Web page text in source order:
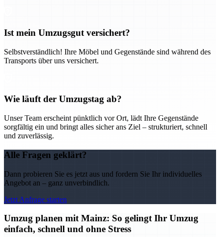
Ist mein Umzugsgut versichert?
Selbstverständlich! Ihre Möbel und Gegenstände sind während des
Transports über uns versichert.
Wie läuft der Umzugstag ab?
Unser Team erscheint pünktlich vor Ort, lädt Ihre Gegenstände
sorgfältig ein und bringt alles sicher ans Ziel – strukturiert, schnell
und zuverlässig.
Alle Fragen geklärt?
Dann probieren Sie es jetzt aus und fordern Sie Ihr individuelles
Angebot an – ganz unverbindlich.
Jetzt Anfrage starten
Umzug planen mit Mainz: So gelingt Ihr Umzug
einfach, schnell und ohne Stress